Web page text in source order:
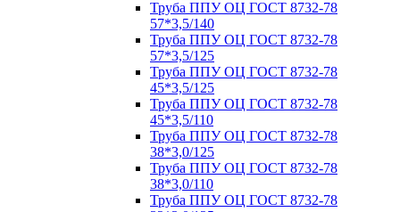
Труба ППУ ОЦ ГОСТ 8732-78
57*3,5/140
Труба ППУ ОЦ ГОСТ 8732-78
57*3,5/125
Труба ППУ ОЦ ГОСТ 8732-78
45*3,5/125
Труба ППУ ОЦ ГОСТ 8732-78
45*3,5/110
Труба ППУ ОЦ ГОСТ 8732-78
38*3,0/125
Труба ППУ ОЦ ГОСТ 8732-78
38*3,0/110
Труба ППУ ОЦ ГОСТ 8732-78